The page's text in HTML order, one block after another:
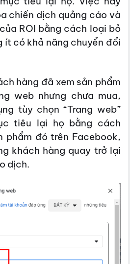
chiến dịch quảng cáo và
ROI bằng cách loại bỏ
ít có khả năng chuyển đổi
hàng đã xem sản phẩm
web nhưng chưa mua,
tùy chọn “Trang web”
tiêu lại họ bằng cách
phẩm đó trên Facebook,
khách hàng quay trở lại
dịch.